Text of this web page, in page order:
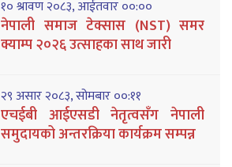
१० श्रावण २०८३, आईतवार ००:००
नेपाली समाज टेक्सास (NST) समर
क्याम्प २०२६ उत्साहका साथ जारी
२९ असार २०८३, सोमबार ००:११
एचईबी आईएसडी नेतृत्वसँग नेपाली
समुदायको अन्तरक्रिया कार्यक्रम सम्पन्न